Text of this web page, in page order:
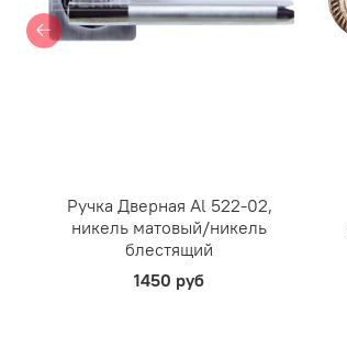
Ручка Дверная Al 522-02,
никель матовый/никель
блестящий
1450 руб